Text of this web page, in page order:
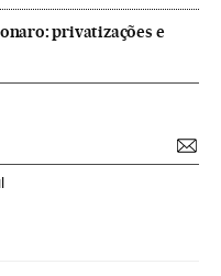
privatizações e